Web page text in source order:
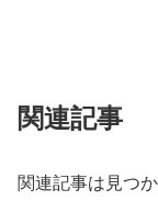
関連記事
関連記事は見つ